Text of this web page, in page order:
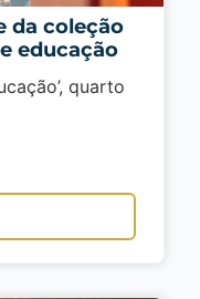
da coleção
educação
quarto